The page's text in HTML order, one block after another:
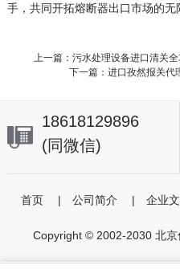
手，共同开拓熔断器出口市场的无
上一篇：污水处理设备进口清关
下一篇：进口孜然报关代
18618129896
(同微信)
首页 | 公司简介 | 企业
Copyright © 2002-2030 北